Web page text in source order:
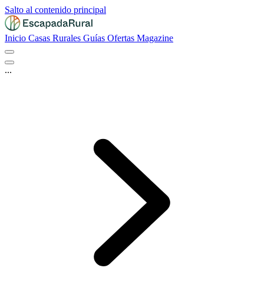
Salto al contenido principal
Inicio Casas Rurales Guías Ofertas Magazine
...